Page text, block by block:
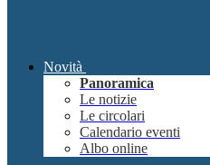
Novità
Panoramica
Le notizie
Le circolari
Calendario eventi
Albo online